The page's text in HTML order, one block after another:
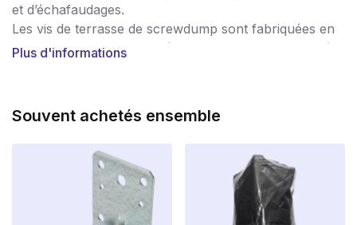
et d’échafaudages.
Les vis de terrasse de screwdump sont fabriquées en
acier inoxydable de qualité A410. Il s’agit de la qualité
charge des terrasses en bois. Ne lésinez pas sur les
choisissez les vis pour bois dur en acier inoxydable
A410 de SCHROEVENDUMP !
Le point de pré-coupe spécial permet de travailler les
pré-perçage.
Plus d'informations
Souvent achetés ensemble